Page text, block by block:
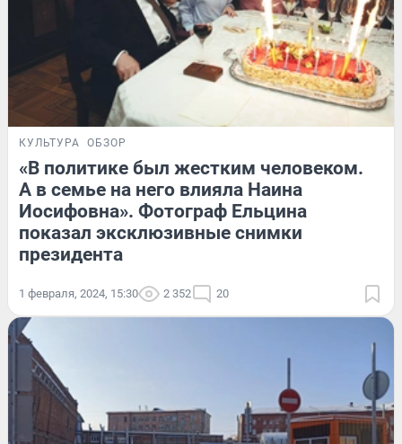
КУЛЬТУРА ОБЗОР
«В политике был жестким человеком.
А в семье на него влияла Наина
Иосифовна». Фотограф Ельцина
показал эксклюзивные снимки
президента
1 февраля, 2024, 15:30 2 352 20